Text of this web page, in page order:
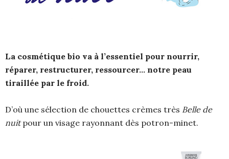
La cosmétique bio va à l’essentiel pour nourrir,
réparer, restructurer, ressourcer… notre peau
tiraillée par le froid.
D’où une sélection de chouettes crèmes très Belle de
nuitpour un visage rayonnant dès potron-minet.